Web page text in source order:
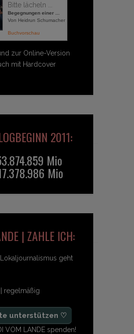
Bitte lächeln ...
Begegnungen einer ...
Von Heidrun Schumacher
Buchvorschau
zur Online-Version
mit Hardcover
2011:
Mio
Mio
| ZAHLE ICH:
geht
regelmäßig
unterstützen ♡
VOM LANDE spenden!